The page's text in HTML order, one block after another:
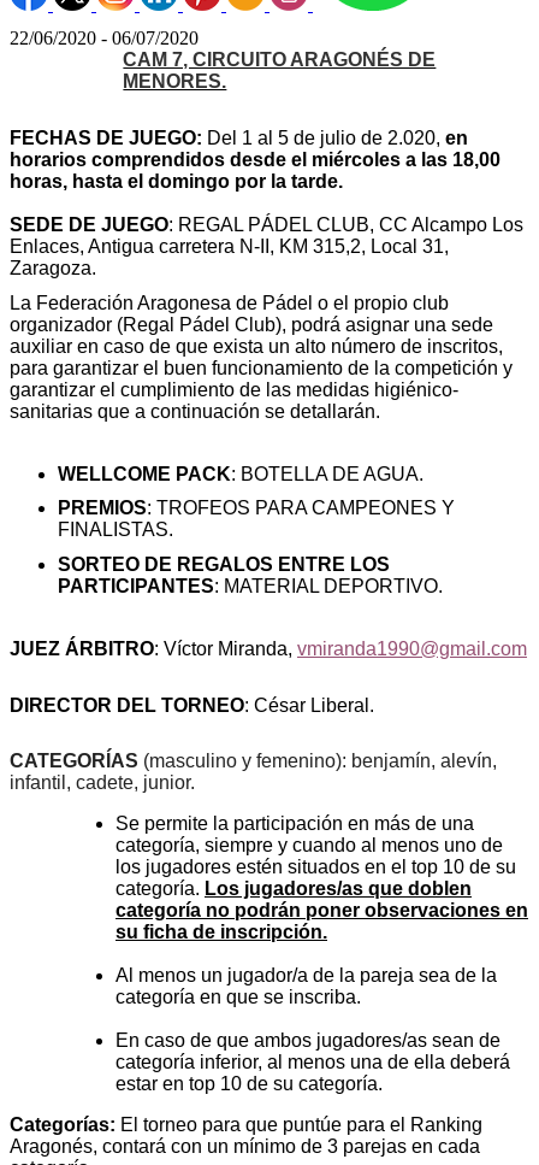
22/06/2020 - 06/07/2020
CAM 7, CIRCUITO ARAGONÉS DE
MENORES.
FECHAS DE JUEGO: Del 1 al 5 de julio de 2.020, en
horarios comprendidos desde el miércoles a las 18,00
horas, hasta el domingo por la tarde.
SEDE DE JUEGO: REGAL PÁDEL CLUB, CC Alcampo Los
Enlaces, Antigua carretera N-II, KM 315,2, Local 31,
Zaragoza.
La Federación Aragonesa de Pádel o el propio club
organizador (Regal Pádel Club), podrá asignar una sede
auxiliar en caso de que exista un alto número de inscritos,
para garantizar el buen funcionamiento de la competición y
garantizar el cumplimiento de las medidas higiénico-
sanitarias que a continuación se detallarán.
WELLCOME PACK: BOTELLA DE AGUA.
PREMIOS: TROFEOS PARA CAMPEONES Y
FINALISTAS.
SORTEO DE REGALOS ENTRE LOS
PARTICIPANTES: MATERIAL DEPORTIVO.
JUEZ ÁRBITRO: Víctor Miranda, vmiranda1990@gmail.com
DIRECTOR DEL TORNEO: César Liberal.
CATEGORÍAS (masculino y femenino): benjamín, alevín,
infantil, cadete, junior.
Se permite la participación en más de una
categoría, siempre y cuando al menos uno de
los jugadores estén situados en el top 10 de su
categoría. Los jugadores/as que doblen
categoría no podrán poner observaciones en
su ficha de inscripción.
Al menos un jugador/a de la pareja sea de la
categoría en que se inscriba.
En caso de que ambos jugadores/as sean de
categoría inferior, al menos una de ella deberá
estar en top 10 de su categoría.
Categorías: El torneo para que puntúe para el Ranking
Aragonés, contará con un mínimo de 3 parejas en cada